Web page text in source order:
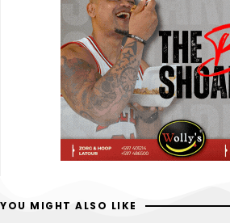
YOU MIGHT ALSO LIKE